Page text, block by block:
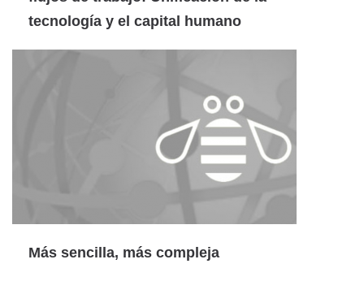
tecnología y el capital humano
Más sencilla, más compleja